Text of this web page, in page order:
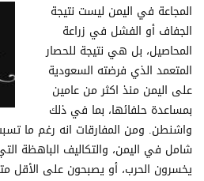
المجاعة في اليمن ليست نتيجة
الجفاف أو الفشل في زراعة
المحاصيل، بل هي نتيجة للحصار
المتعمد الذي فرضته السعودية
على اليمن منذ اكثر من عامين
بمساعدة حلفائها، بما في ذلك
واشنطن. ومن المفارقات انه رغم ما
شامل في اليمن، والتكاليف الباهظة
يخسرون الحرب، أو يصبحون على